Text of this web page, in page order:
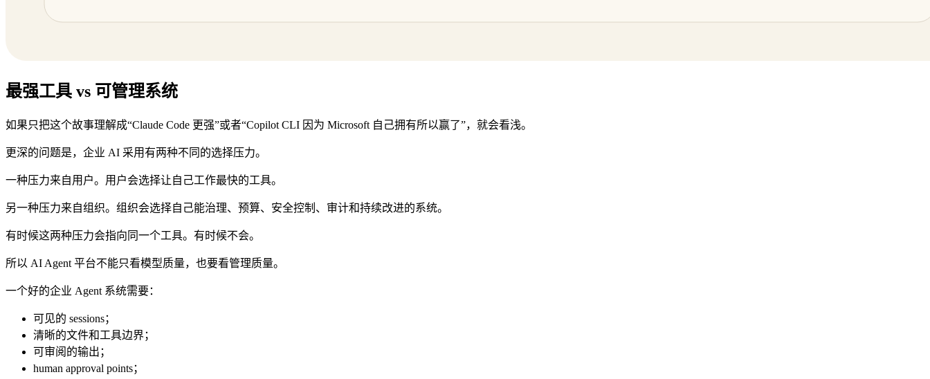
最强工具 vs 可管理系统
如果只把这个故事理解成“Claude Code 更强”或者“Copilot CLI 因为 Microsoft 自己拥有所以赢了”，就会看浅。
更深的问题是，企业 AI 采用有两种不同的选择压力。
一种压力来自用户。用户会选择让自己工作最快的工具。
另一种压力来自组织。组织会选择自己能治理、预算、安全控制、审计和持续改进的系统。
有时候这两种压力会指向同一个工具。有时候不会。
所以 AI Agent 平台不能只看模型质量，也要看管理质量。
一个好的企业 Agent 系统需要：
可见的 sessions；
清晰的文件和工具边界；
可审阅的输出；
human approval points；